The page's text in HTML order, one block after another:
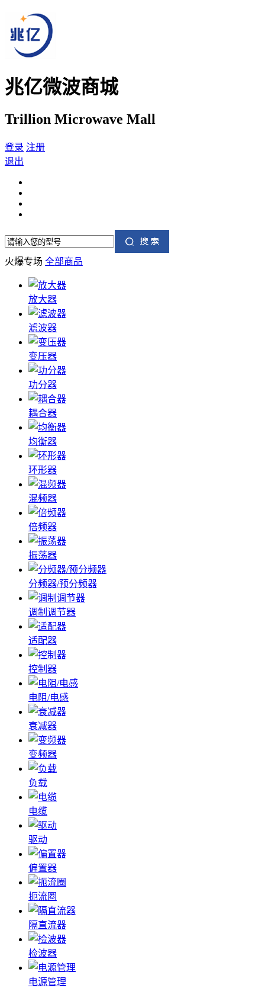
兆亿微波商城
Trillion Microwave Mall
登录 注册
退出
火爆专场 全部商品
放大器
滤波器
变压器
功分器
耦合器
均衡器
环形器
混频器
倍频器
振荡器
分频器/预分频器
调制调节器
适配器
控制器
电阻/电感
衰减器
变频器
负载
电缆
驱动
偏置器
扼流圈
隔直流器
检波器
电源管理